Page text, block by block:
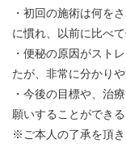
・初回の施術は何を
に慣れ、以前に比べ
・便秘の原因がスト
たが、非常に分かり
・今後の目標や、治
願いすることができる
※ご本人の了承を頂き